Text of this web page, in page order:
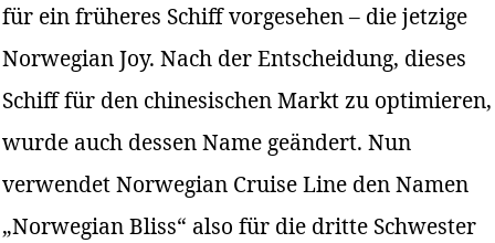
für ein früheres Schiff vorgesehen – die jetzige
Norwegian Joy. Nach der Entscheidung, dieses
Schiff für den chinesischen Markt zu optimieren,
wurde auch dessen Name geändert. Nun
verwendet Norwegian Cruise Line den Namen
„Norwegian Bliss“ also für die dritte Schwester